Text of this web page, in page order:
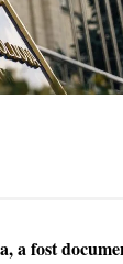
fost